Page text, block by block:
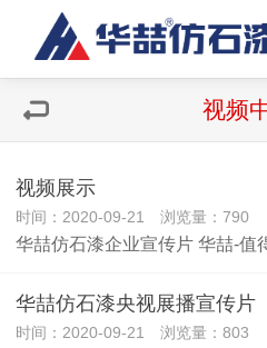
视频
视频展示
时间：2020-09-21 浏览量：790
华喆仿石漆企业宣传片 华喆-值
华喆仿石漆央视展播宣传片
时间：2020-09-21 浏览量：803